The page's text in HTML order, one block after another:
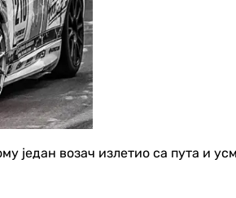
један возач излетио са пута и